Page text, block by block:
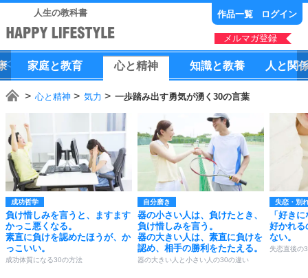
人生の教科書 作品一覧 ログイン
メルマガ登録
家庭と教育 心と精神 知識と教養 人 と 関
心と精神 気力 一歩踏み出す勇気が湧く30の言葉
成功哲学
負け惜しみを言うと、ますます
かっこ悪くなる。
素直に負けを認めたほうが、か
っこいい。
成功体質になる30の方法
自分磨き
器の小さい人は、負けたとき、
負け惜しみを言う。
器の大きい人は、素直に負けを
認め、相手の勝利をたたえる。
器の大きい人と小さい人の30の違い
失恋・別
「好き
好かれる
ない。
失恋直後の